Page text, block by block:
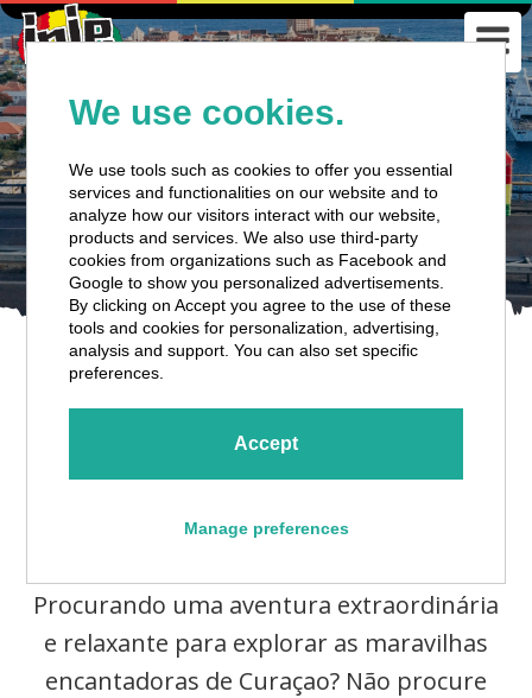
PASSEIOS DE ÔNIBUS
Procurando uma aventura extraordinária
e relaxante para explorar as maravilhas
encantadoras de Curaçao? Não procure
We use cookies.
We use tools such as cookies to offer you essential
services and functionalities on our website and to
analyze how our visitors interact with our website,
products and services. We also use third-party
cookies from organizations such as Facebook and
Google to show you personalized advertisements.
By clicking on Accept you agree to the use of these
tools and cookies for personalization, advertising,
analysis and support. You can also set specific
preferences.
Accept
Manage preferences